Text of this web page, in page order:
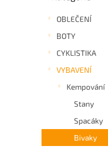
OBLEČENÍ
BOTY
CYKLISTIKA
VYBAVENÍ
Kempování
Stany
Spacáky
Bivaky